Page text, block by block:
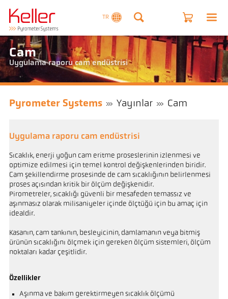
TR
Cam
Uygulama raporu cam endüstrisi
Pyrometer Systems Yayınlar Cam
Uygulama raporu cam endüstrisi
Sıcaklık, enerji yoğun cam eritme proseslerinin izlenmesi ve
optimize edilmesi için temel kontrol değişkenlerinden biridir.
Cam şekillendirme prosesinde de cam sıcaklığının belirlenmesi
proses açısından kritik bir ölçüm değişkenidir.
Pirometreler, sıcaklığı güvenli bir mesafeden temassız ve
aşınmasız olarak milisaniyeler içinde ölçtüğü için bu amaç için
idealdir.
Kasanın, cam tankının, besleyicinin, damlamanın veya bitmiş
ürünün sıcaklığını ölçmek için gereken ölçüm sistemleri, ölçüm
noktaları kadar çeşitlidir.
Özellikler
Aşınma ve bakım gerektirmeyen sıcaklık ölçümü